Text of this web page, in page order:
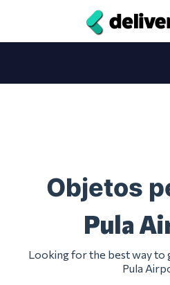
Objetos
Pula
Looking for the best way to
Pula